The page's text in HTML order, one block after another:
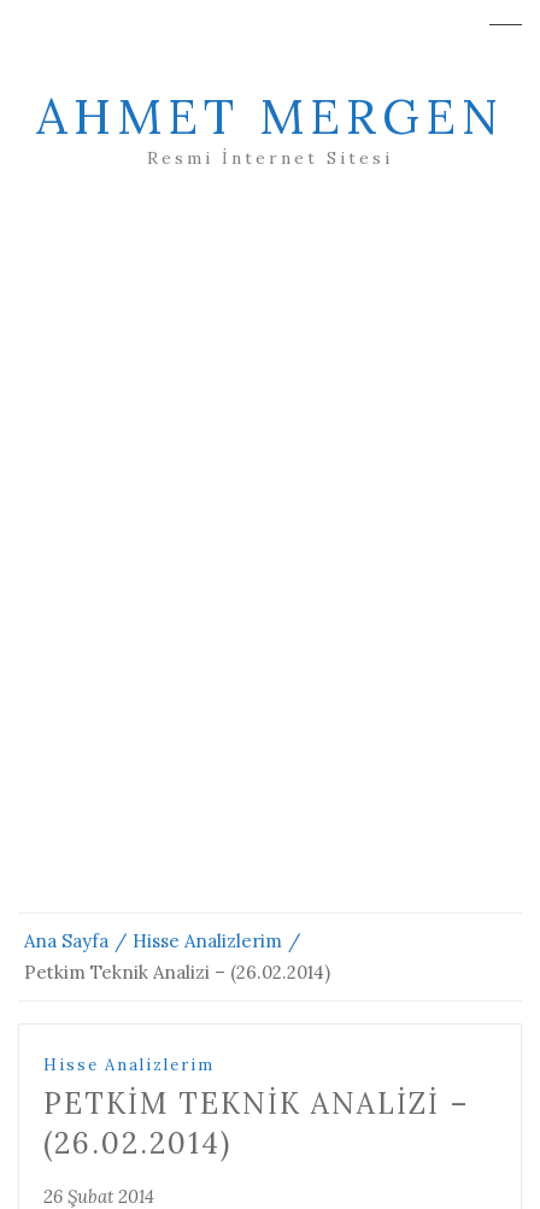
AHMET MERGEN
Resmi İnternet Sitesi
Ana Sayfa
Hisse Analizlerim
Petkim Teknik Analizi – (26.02.2014)
Hisse Analizlerim
PETKIM TEKNIK ANALIZI –
(26.02.2014)
26 Şubat 2014